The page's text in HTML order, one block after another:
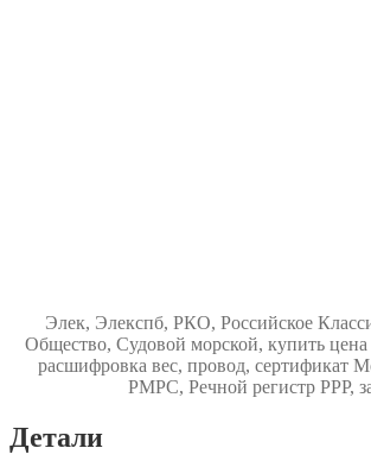
Элек, Элекспб, РКО, Российское
Общество, Судовой морской, купить цена
расшифровка вес, провод, сертификат
РМРС, Речной регистр РРР,
Детали